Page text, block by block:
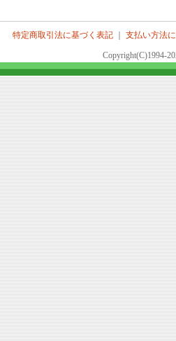
特定商取引法に基づく表記 支払い方法
Copyright(C)1994-